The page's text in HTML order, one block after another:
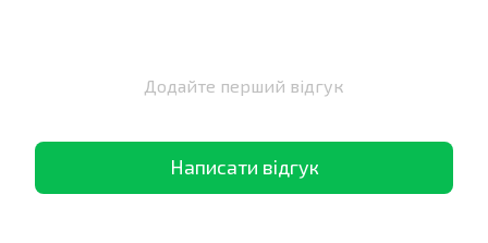
Додайте перший відгук
Написати відгук